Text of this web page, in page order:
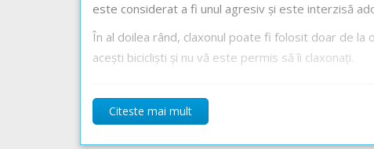
este considerat a fi unul agresiv și este interzisă
În al doilea rând, claxonul poate fi folosit doar de
acești bicicliști și nu vă este permis să îi claxonați.
Pentru varianta
Pentru a asigura odistanță laterală de
Citeste mai mult